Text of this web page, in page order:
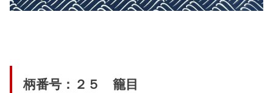
柄番号：２５ 籠目